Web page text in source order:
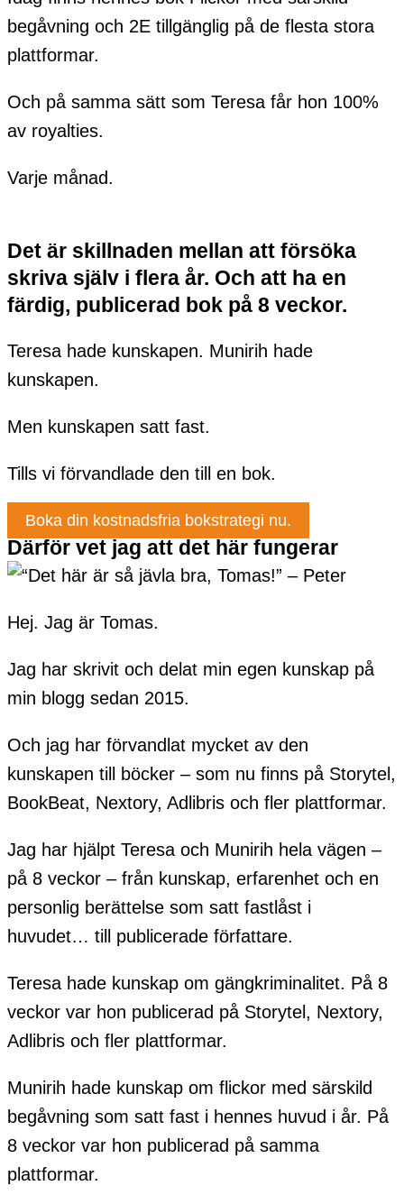
begåvning och 2E tillgänglig på de flesta stora
plattformar.
Och på samma sätt som Teresa får hon 100%
av royalties.
Varje månad.
Det är skillnaden mellan att försöka
skriva själv i flera år. Och att ha en
färdig, publicerad bok på 8 veckor.
Teresa hade kunskapen. Munirih hade
kunskapen.
Men kunskapen satt fast.
Tills vi förvandlade den till en bok.
Boka din kostnadsfria bokstrategi nu.
Därför vet jag att det här fungerar
Hej. Jag är Tomas.
Jag har skrivit och delat min egen kunskap på
min blogg sedan 2015.
Och jag har förvandlat mycket av den
kunskapen till böcker – som nu finns på Storytel,
BookBeat, Nextory, Adlibris och fler plattformar.
Jag har hjälpt Teresa och Munirih hela vägen –
på 8 veckor – från kunskap, erfarenhet och en
personlig berättelse som satt fastlåst i
huvudet… till publicerade författare.
Teresa hade kunskap om gängkriminalitet. På 8
veckor var hon publicerad på Storytel, Nextory,
Adlibris och fler plattformar.
Munirih hade kunskap om flickor med särskild
begåvning som satt fast i hennes huvud i år. På
8 veckor var hon publicerad på samma
plattformar.